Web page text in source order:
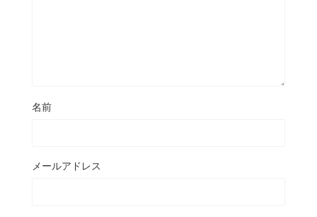
名前
メールアドレス